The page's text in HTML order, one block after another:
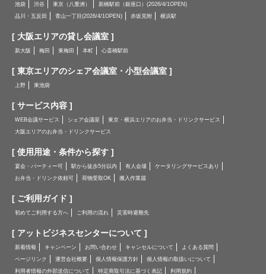
池袋 渋谷 東京（八重洲）
新橋駅前（銀座口）(2026/4/1OPEN)
品川・五反田
青山一丁目(2026/4/1OPEN) 赤坂見附 横浜駅
[ 大阪エリアの貸し会議室 ]
新大阪 梅田 東梅田 本町 心斎橋駅前
[ 東京エリアのシェア会議室・小型会議室 ]
上野 東池袋
[ サービス内容 ]
WEB会議サービス シェア会議室
東京・横浜エリアのお弁当・ドリンクサービス
大阪エリアのお弁当・ドリンクサービス
[ 使用用途・条件から探す ]
宴会・パーティー可 駅から徒歩5分以内 有人会場
ケータリングサービスあり
お弁当・ドリンク依頼可
荷物受取OK 搬入作業届
[ ご利用ガイド ]
初めてご利用する方へ ご利用の流れ 災害時避難先
[ アットビジネスセンターについて ]
新着情報 キャンペーン お問い合わせ キャンセルについて
よくある質問
ページリンク
運営会社概要 個人情報保護方針
個人情報の取扱いについて
利用者情報の外部送信について
特定商取引法に基づく表記
利用規約